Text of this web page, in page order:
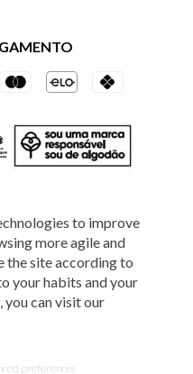
to improve
more agile and
the site according to
your habits and your
can visit our
preferences
- A loja Estoque reserva-
como: preços, promoções e
S.A Estilo. Rua Othão, 405, Vila